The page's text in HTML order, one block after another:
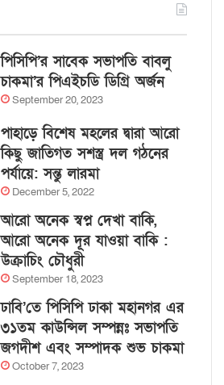
পিসিপি’র সাবেক সভাপতি বাবলু
চাকমা’র পিএইচডি ডিগ্রি অর্জন
September 20, 2023
পাহাড়ে বিশেষ মহলের দ্বারা আরো
কিছু জাতিগত সশস্ত্র দল গঠনের
পর্যায়ে: সন্তু লারমা
December 5, 2022
আরো অনেক স্বপ্ন দেখা বাকি,
আরো অনেক দূর যাওয়া বাকি :
উক্রাচিং চৌধুরী
September 18, 2023
ঢাবি’তে পিসিপি ঢাকা মহানগর এর
৩১তম কাউন্সিল সম্পন্নঃ সভাপতি
জগদীশ এবং সম্পাদক শুভ চাকমা
October 7, 2023